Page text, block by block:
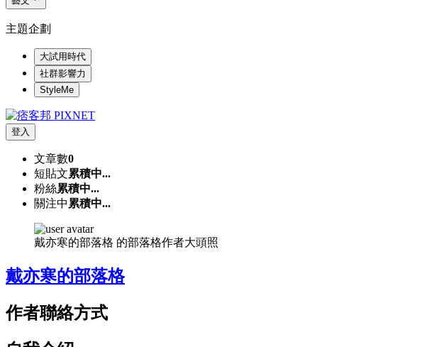
主題企劃
大試用時代
社群影響力
StyleMe
登入
文章數0
短貼文累積中...
粉絲累積中...
關注中 累積中...
戴亦寒的部落格 的部落格作者大頭照
戴亦寒的部落格
作者聯絡方式